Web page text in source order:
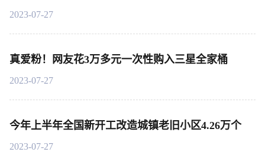
2023-07-27
真爱粉！网友花3万多元一次性购入三星全家桶
2023-07-27
今年上半年全国新开工改造城镇老旧小区4.26万个
2023-07-27